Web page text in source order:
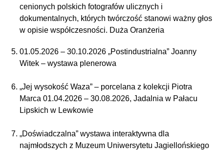
cenionych polskich fotografów ulicznych i
dokumentalnych, których twórczość stanowi ważny głos
w opisie współczesności. Duża Oranżeria
01.05.2026 – 30.10.2026 „Postindustrialna” Joanny
Witek – wystawa plenerowa
„Jej wysokość Waza” – porcelana z kolekcji Piotra
Marca 01.04.2026 – 30.08.2026, Jadalnia w Pałacu
Lipskich w Lewkowie
„Doświadczalna” wystawa interaktywna dla
najmłodszych z Muzeum Uniwersytetu Jagiellońskiego